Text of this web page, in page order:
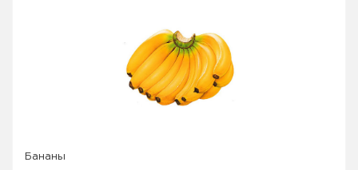
Бананы